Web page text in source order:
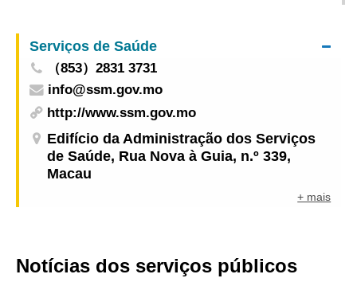
Serviços de Saúde
（853）2831 3731
info@ssm.gov.mo
http://www.ssm.gov.mo
Edifício da Administração dos Serviços
de Saúde, Rua Nova à Guia, n.º 339,
Macau
+ mais
Notícias dos serviços públicos